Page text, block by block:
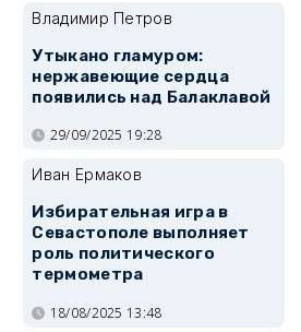
Владимир Петров
Утыкано гламуром:
нержавеющие сердца
появились над Балаклавой
29/09/2025 19:28
Иван Ермаков
Избирательная игра в
Севастополе выполняет
роль политического
термометра
18/08/2025 13:48